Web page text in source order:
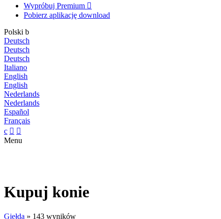
Wypróbuj Premium 
Pobierz aplikację download
Polski b
Deutsch
Deutsch
Deutsch
Italiano
English
English
Nederlands
Nederlands
Español
Français
c  
Menu
Kupuj konie
Giełda » 143 wyników